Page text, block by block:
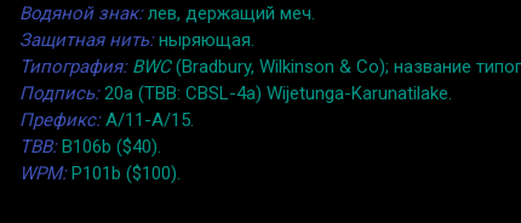
Водяной знак:лев, держащий меч.
Защитная нить:ныряющая.
Типография: BWC(Bradbury, Wilkinson & Co); название
Подпись:20a (TBB: CBSL-4a) Wijetunga-Karunatilake.
Префикс:A/11-A/15.
TBB:B106b ($40).
WPM:P101b ($100).